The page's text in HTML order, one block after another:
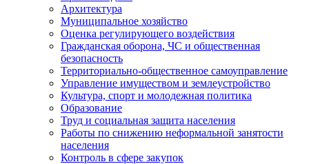
Архитектура
Муниципальное хозяйство
Оценка регулирующего воздействия
Гражданская оборона, ЧС и общественная
безопасность
Территориально-общественное самоуправление
Управление имуществом и землеустройство
Культура, спорт и молодежная политика
Образование
Труд и социальная защита населения
Работы по снижению неформальной занятости
населения
Контроль в сфере закупок